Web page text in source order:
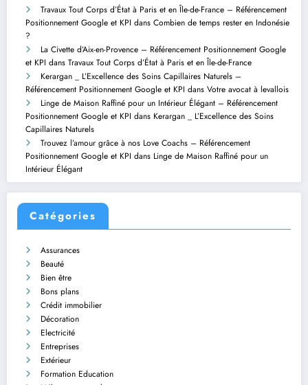
Travaux Tout Corps d’État à Paris et en Île-de-France – Référencement
Positionnement Google et KPI dans Combien de temps rester en Indonésie
?
La Civette d’Aix-en-Provence – Référencement Positionnement Google
et KPI dans Travaux Tout Corps d’État à Paris et en Île-de-France
Kerargan _ L’Excellence des Soins Capillaires Naturels –
Référencement Positionnement Google et KPI dans Votre avocat à levallois
Linge de Maison Raffiné pour un Intérieur Élégant – Référencement
Positionnement Google et KPI dans Kerargan _ L’Excellence des Soins
Capillaires Naturels
Trouvez l’amour grâce à nos Love Coachs – Référencement
Positionnement Google et KPI dans Linge de Maison Raffiné pour un
Intérieur Élégant
Catégories
Assurances
Beauté
Bien être
Bons plans
Crédit immobilier
Décoration
Electricité
Entreprises
Extérieur
Formation Education